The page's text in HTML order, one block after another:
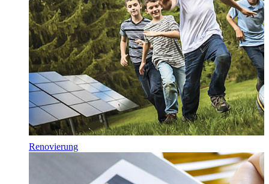
Renovierung